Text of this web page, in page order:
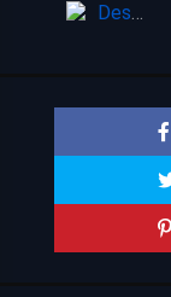
Descarga